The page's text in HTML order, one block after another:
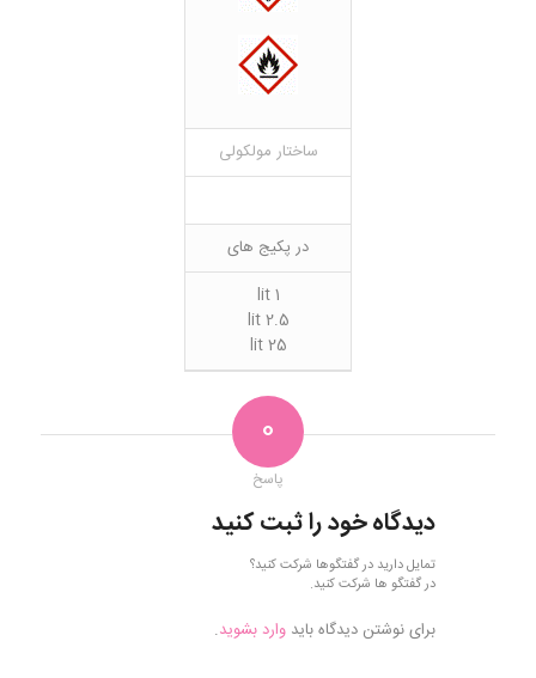
ساختار مولکولی
در پکیج های
1 lit
2.5 lit
25 lit
0
پاسخ
دیدگاه خود را ثبت کنید
تمایل دارید در گفتگوها شرکت کنید؟
در گفتگو ها شرکت کنید.
برای نوشتن دیدگاه باید وارد بشوید.